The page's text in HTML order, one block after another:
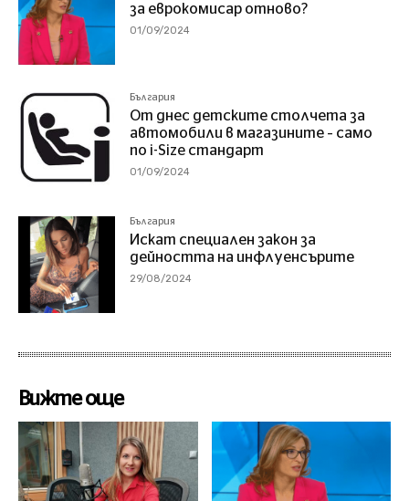
за еврокомисар отново?
01/09/2024
България
От днес детските столчета за
автомобили в магазините – само
по i-Size стандарт
01/09/2024
България
Искат специален закон за
дейността на инфлуенсърите
29/08/2024
Вижте още